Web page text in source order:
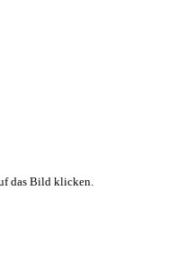
das Bild klicken.